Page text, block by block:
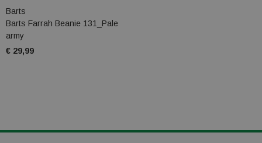
Barts
Barts Farrah Beanie 131_Pale
army
€ 29,99